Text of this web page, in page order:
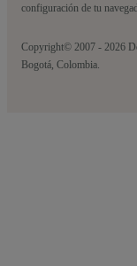
configuración de tu
Copyright© 2007 - 2026
Bogotá, Colombia.